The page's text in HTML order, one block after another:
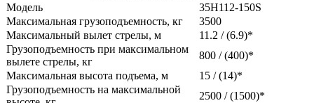
Модель
35H112-150S
Максимальная грузоподъемность, кг
3500
Максимальный вылет стрелы, м
11.2 / (6.9)*
Грузоподъемность при максимальном
вылете стрелы, кг
800 / (400)*
Максимальная высота подъема, м
15 / (14)*
Грузоподъемность на максимальной
2500 / (1500)*